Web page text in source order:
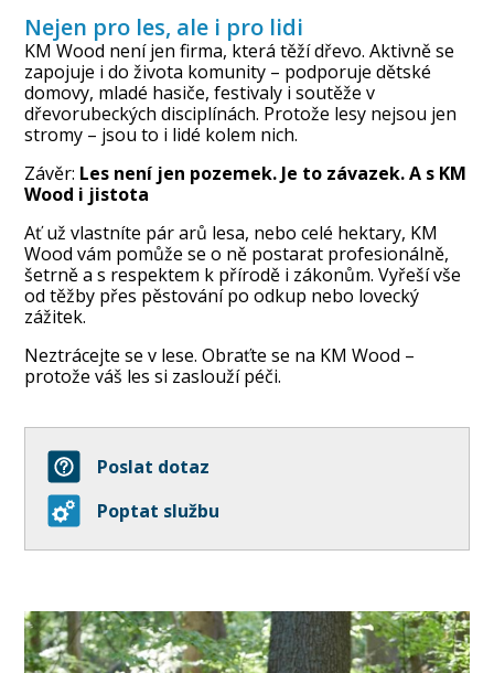
Nejen pro les, ale i pro lidi
KM Wood není jen firma, která těží dřevo. Aktivně se
zapojuje i do života komunity – podporuje dětské
domovy, mladé hasiče, festivaly i soutěže v
dřevorubeckých disciplínách. Protože lesy nejsou jen
stromy – jsou to i lidé kolem nich.
Závěr: Les není jen pozemek. Je to závazek. A s KM
Wood i jistota
Ať už vlastníte pár arů lesa, nebo celé hektary, KM
Wood vám pomůže se o ně postarat profesionálně,
šetrně a s respektem k přírodě i zákonům. Vyřeší vše
od těžby přes pěstování po odkup nebo lovecký
zážitek.
Neztrácejte se v lese. Obraťte se na KM Wood –
protože váš les si zaslouží péči.
Poslat dotaz
Poptat službu